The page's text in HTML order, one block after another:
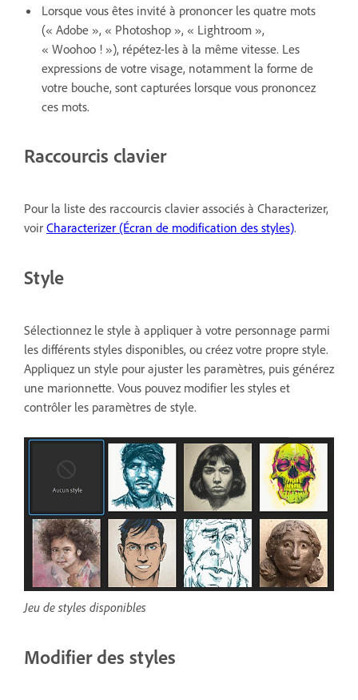
Lorsque vous êtes invité à prononcer les quatre mots
(« Adobe », « Photoshop », « Lightroom »,
« Woohoo ! »), répétez-les à la même vitesse. Les
expressions de votre visage, notamment la forme de
votre bouche, sont capturées lorsque vous prononcez
ces mots.
Raccourcis clavier
Pour la liste des raccourcis clavier associés à Characterizer,
voir Characterizer (Écran de modification des styles).
Style
Sélectionnez le style à appliquer à votre personnage parmi
les différents styles disponibles, ou créez votre propre style.
Appliquez un style pour ajuster les paramètres, puis générez
une marionnette. Vous pouvez modifier les styles et
contrôler les paramètres de style.
Jeu de styles disponibles
Modifier des styles